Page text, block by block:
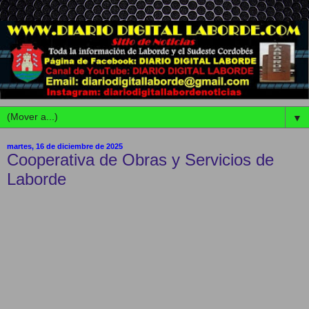
▼
martes, 16 de diciembre de 2025
Cooperativa de Obras y Servicios de
Laborde